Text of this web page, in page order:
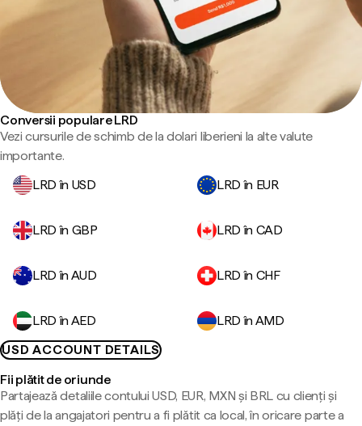
Conversii populare LRD
Vezi cursurile de schimb de la dolari liberieni la alte valute
importante.
LRD în USD
LRD în EUR
LRD în GBP LRD în CAD
LRD în AUD LRD în CHF
LRD în AED
LRD în AMD
USD ACCOUNT DETAILS
Fii plătit de oriunde
Partajează detaliile contului USD, EUR, MXN și BRL cu clienți și
plăți de la angajatori pentru a fi plătit ca local, în oricare parte a